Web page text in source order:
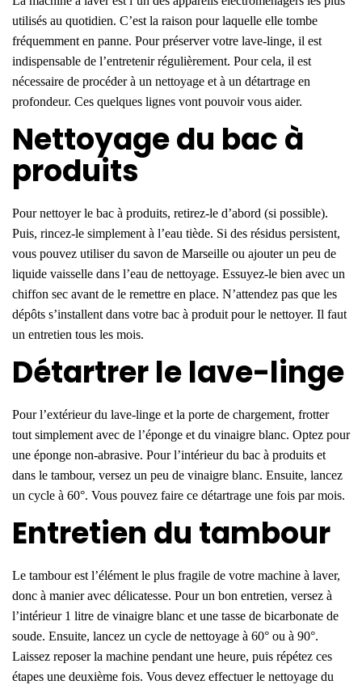
utilisés au quotidien. C’est la raison pour laquelle elle tombe
fréquemment en panne. Pour préserver votre lave-linge, il est
indispensable de l’entretenir régulièrement. Pour cela, il est
nécessaire de procéder à un nettoyage et à un détartrage en
profondeur. Ces quelques lignes vont pouvoir vous aider.
Nettoyage du bac à
produits
Pour nettoyer le bac à produits, retirez-le d’abord (si possible).
Puis, rincez-le simplement à l’eau tiède. Si des résidus persistent,
vous pouvez utiliser du savon de Marseille ou ajouter un peu de
liquide vaisselle dans l’eau de nettoyage. Essuyez-le bien avec un
chiffon sec avant de le remettre en place. N’attendez pas que les
dépôts s’installent dans votre bac à produit pour le nettoyer. Il faut
un entretien tous les mois.
Détartrer le lave-linge
Pour l’extérieur du lave-linge et la porte de chargement, frotter
tout simplement avec de l’éponge et du vinaigre blanc. Optez pour
une éponge non-abrasive. Pour l’intérieur du bac à produits et
dans le tambour, versez un peu de vinaigre blanc. Ensuite, lancez
un cycle à 60°. Vous pouvez faire ce détartrage une fois par mois.
Entretien du tambour
Le tambour est l’élément le plus fragile de votre machine à laver,
donc à manier avec délicatesse. Pour un bon entretien, versez à
l’intérieur 1 litre de vinaigre blanc et une tasse de bicarbonate de
soude. Ensuite, lancez un cycle de nettoyage à 60° ou à 90°.
Laissez reposer la machine pendant une heure, puis répétez ces
étapes une deuxième fois. Vous devez effectuer le nettoyage du